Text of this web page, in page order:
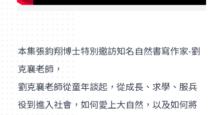
本集張鈞翔博士特別邀訪知名自然書寫作家-劉
克襄老師，
劉克襄老師從童年談起，從成長、求學、服兵
役到進入社會，如何愛上大自然，以及如何將